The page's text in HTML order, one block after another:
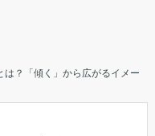
は？「傾く」から広がるイメー